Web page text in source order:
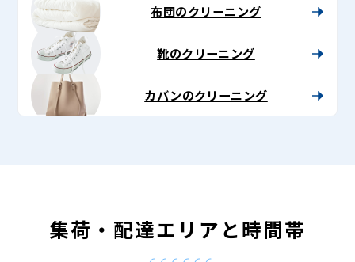
布団のクリーニング
靴のクリーニング
カバンのクリーニング
集荷・配達エリアと時間帯